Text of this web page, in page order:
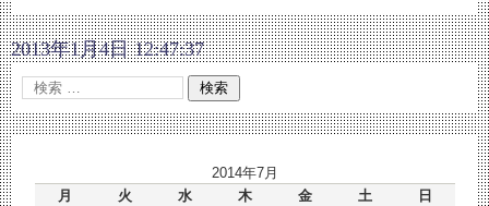
2013年1月4日 12:47:37
2014年7月
月
火 水 木 金 土
日